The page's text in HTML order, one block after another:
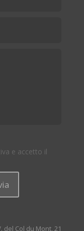
e accetto il
del Col du Mont, 21